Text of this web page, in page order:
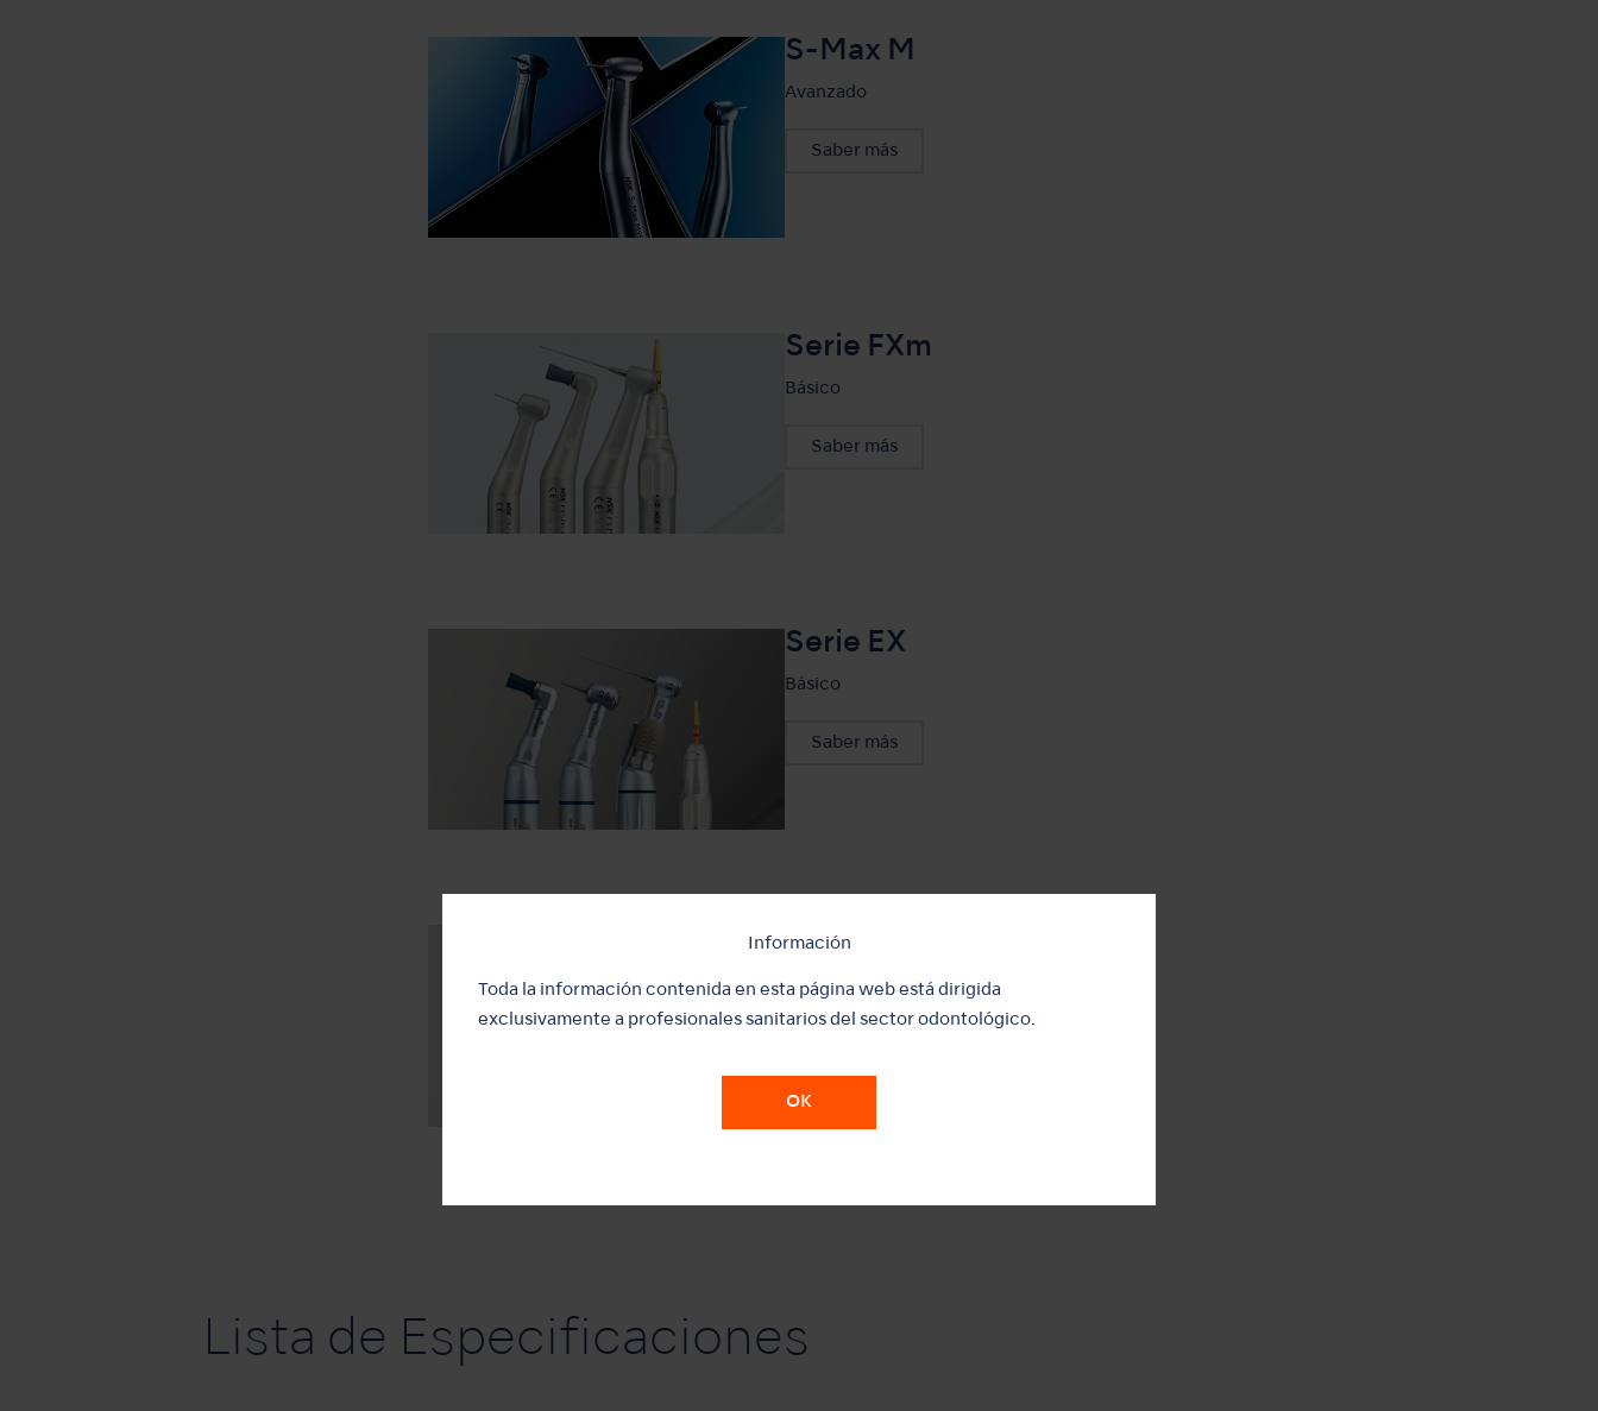
Información
Toda la información contenida en esta página web está dirigida
exclusivamente a profesionales sanitarios del sector odontológico.
OK
S-Max M
Avanzado
Saber más
Serie FXm
Básico
Saber más
Serie EX
Básico
Saber más
Serie nano
Especial
Lista de Especificaciones